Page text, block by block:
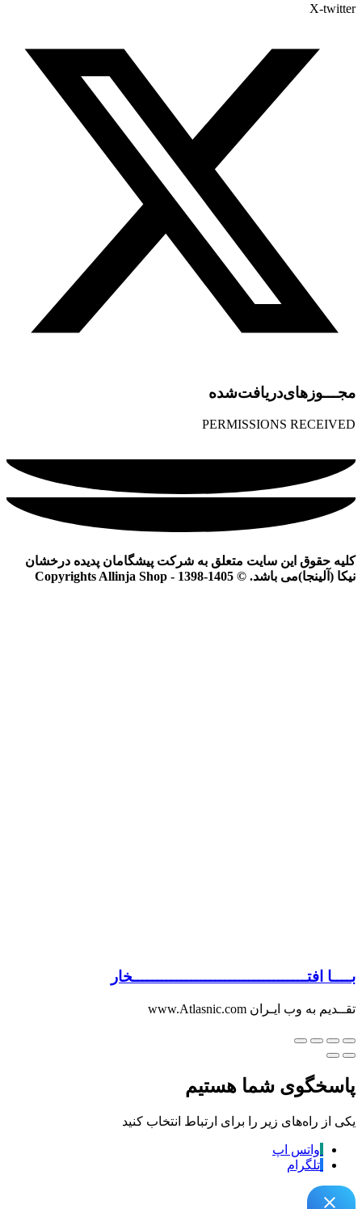
X-twitter
مجـــوز‌های‌دریافت‌شده
PERMISSIONS RECEIVED
کلیه حقوق این سایت متعلق به شرکت پیشگامان پدیده درخشان
نیکا (آلینجا)می باشد. © Copyrights Allinja Shop - 1398-1405
بــــا افتــــــــــــــــــــــــــــــــــــخار
تقــدیم به وب ایـران www.Atlasnic.com
پاسخگوی شما هستیم
یکی از راه‌های زیر را برای ارتباط انتخاب کنید
واتس اپ
تلگرام